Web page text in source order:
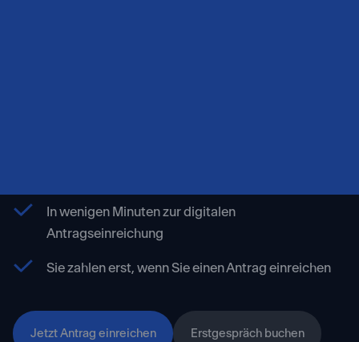
In wenigen Minuten zur digitalen
Antragseinreichung
Sie zahlen erst, wenn Sie einen Antrag einreichen
Jetzt Antrag einreichen Erstgespräch buchen